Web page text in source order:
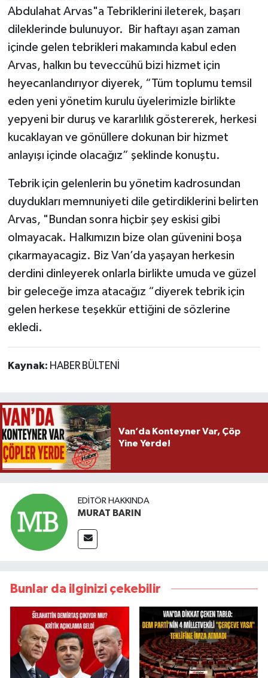
Abdulahat Arvas"a Tebriklerini ileterek, başarı
dileklerinde bulunuyor. Bir haftayı aşan zaman
içinde gelen tebrikleri makamında kabul eden
Arvas, halkın bu teveccühü bizi hizmet için
heyecanlandırıyor diyerek, “Tüm toplumu temsil
eden yeni yönetim kurulu üyelerimizle birlikte
yepyeni bir duruş ve kararlılık göstererek, herkesi
kucaklayan ve gönüllere dokunan bir hizmet
anlayışı içinde olacağız” şeklinde konuştu.
Tebrik için gelenlerin bu yönetim kadrosundan
duydukları memnuniyeti dile getirdiklerini belirten
Arvas, "Bundan sonra hiçbir şey eskisi gibi
olmayacak. Halkımızın bize olan güvenini boşa
çıkarmayacagiz. Biz Van’da yaşayan herkesin
derdini dinleyerek onlarla birlikte umuda ve güzel
bir geleceğe imza atacağız “diyerek tebrik için
gelen herkese teşekkür ettiğini de sözlerine
ekledi.
Kaynak: HABER BÜLTENİ
Van’da Konteyner Var, Çöp
Yine Yerde!
EDITÖR HAKKINDA
MURAT BARIN
Bunlar da ilginizi çekebilir